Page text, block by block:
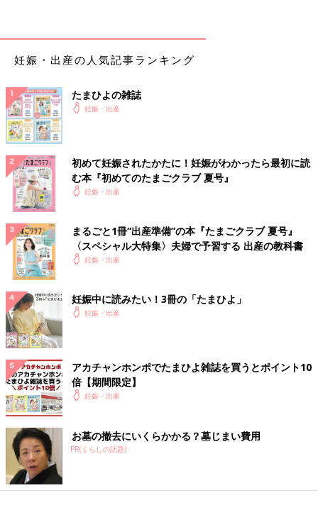
妊娠・出産の人気記事ランキング
たまひよの雑誌
妊娠・出産
初めて妊娠されたかたに！妊娠がわかったら最初に読
む本『初めてのたまごクラブ 夏号』
妊娠・出産
まるごと1冊“出産準備”の本『たまごクラブ 夏号』
〈スペシャル大特集〉夫婦で予習する 出産の教科書
妊娠・出産
妊娠中に読みたい！3冊の「たまひよ」
妊娠・出産
アカチャンホンポでたまひよ雑誌を買うとポイント10
倍【期間限定】
妊娠・出産
お墓の撤去にいくらかかる？墓じまい費用
PR(くらしの話題)